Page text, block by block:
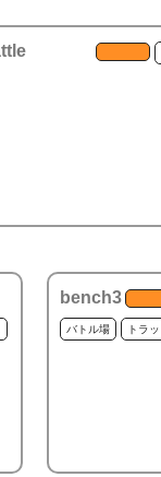
bench3
バトル場 トラ